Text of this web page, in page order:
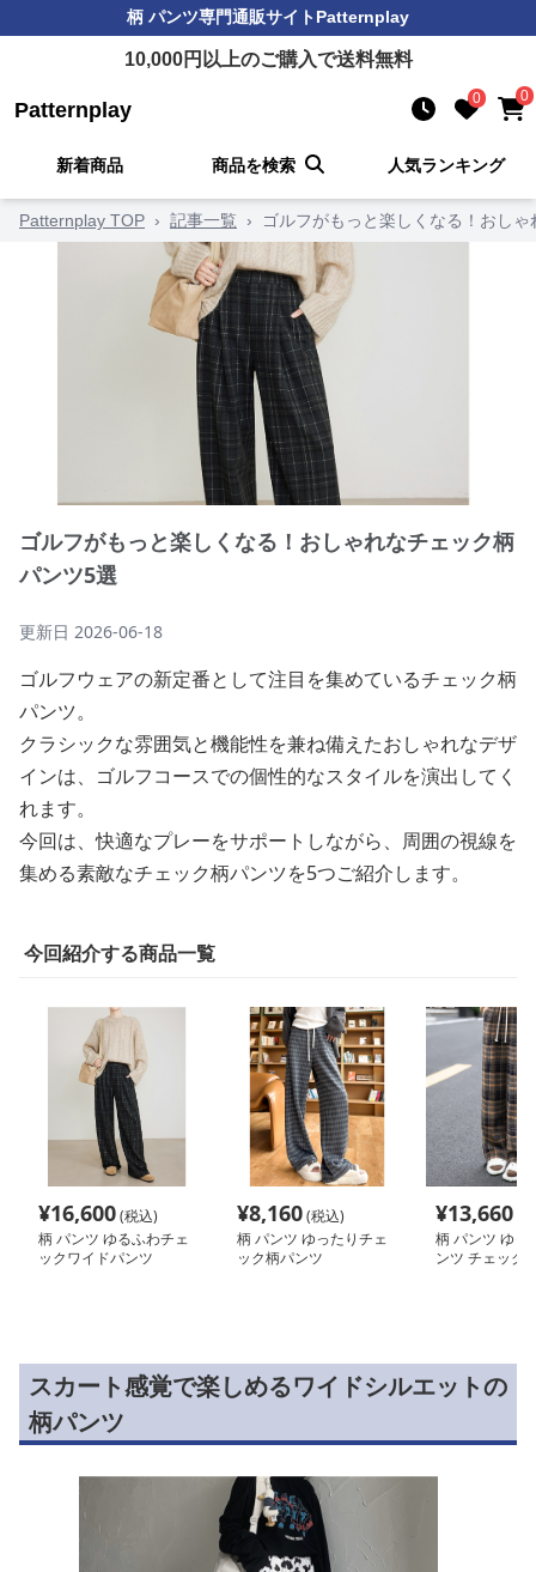
柄 パンツ専門通販サイトPatternplay
10,000円以上のご購入で送料無料
Patternplay 0 0
新着商品 商品を検索 人気ランキング
Patternplay TOP › 記事一覧 › ゴルフがもっと楽しくなる！おし
ゴルフがもっと楽しくなる！おしゃれなチェック柄
パンツ5選
更新日 2026-06-18
ゴルフウェアの新定番として注目を集めているチェック柄
パンツ。
クラシックな雰囲気と機能性を兼ね備えたおしゃれなデザ
インは、ゴルフコースでの個性的なスタイルを演出してく
れます。
今回は、快適なプレーをサポートしながら、周囲の視線を
集める素敵なチェック柄パンツを5つご紹介します。
今回紹介する商品一覧
¥16,600(税込)
柄 パンツ ゆるふわチェ
ックワイドパンツ
¥8,160(税込)
柄 パンツ ゆったりチェ
ック柄パンツ
¥13,660
柄 パンツ ゆっ
ンツ チェック
スカート感覚で楽しめるワイドシルエットの
柄パンツ